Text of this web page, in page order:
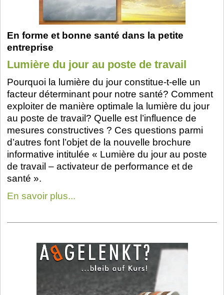
En forme et bonne santé dans la petite
entreprise
Lumière du jour au poste de travail
Pourquoi la lumière du jour constitue-t-elle un
facteur déterminant pour notre santé? Comment
exploiter de manière optimale la lumière du jour
au poste de travail? Quelle est l’influence de
mesures constructives ? Ces questions parmi
d’autres font l’objet de la nouvelle brochure
informative intitulée « Lumière du jour au poste
de travail – activateur de performance et de
santé ».
En savoir plus...